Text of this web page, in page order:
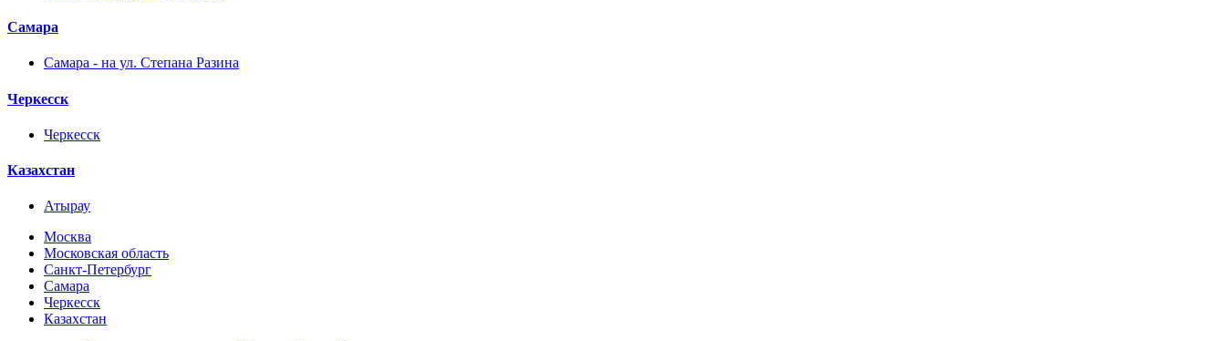
Самара
Самара - на ул. Степана Разина
Черкесск
Черкесск
Казахстан
Атырау
Москва
Московская область
Санкт-Петербург
Самара
Черкесск
Казахстан